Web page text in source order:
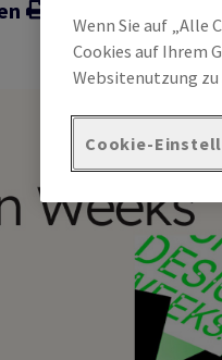
Wenn Sie auf „Alle
Cookies auf Ihrem
Websitenutzung
Cookie-